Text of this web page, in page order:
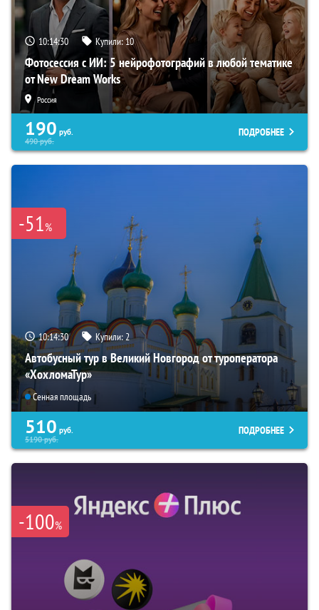
10:14:29 Купили:10
Фотосессия с ИИ: 5 нейрофотографий в любой тематике
от New Dream Works
Россия
190 руб.
490руб.
ПОДРОБНЕЕ
-51%
10:14:29 Купили: 2
Автобусный тур в Великий Новгород от туроператора
«ХохломаТур»
Сенная площадь
510 руб.
5190руб.
ПОДРОБНЕЕ
-100%